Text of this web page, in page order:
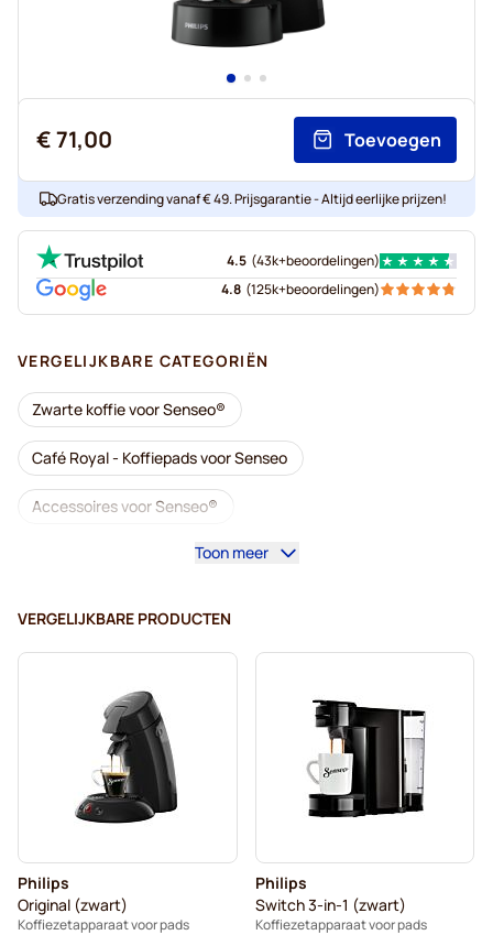
€ 71,00 Toevoegen
Gratis verzending vanaf € 49. Prijsgarantie - Altijd eerlijke prijzen!
4.5 (43k+beoordelingen)
4.8 (125k+beoordelingen)
VERGELIJKBARE CATEGORIËN
Zwarte koffie voor Senseo®
Café Royal - Koffiepads voor Senseo
Accessoires voor Senseo®
Cafeïnevrij - Koffiepads voor Senseo
Segafredo - Koffiepads voor Senseo
Café René - Koffiepads voor Senseo
Pads voor Senseo® Merrild - Koffiepads voor Senseo
Friele - Koffiepads voor Senseo
Gimoka - Pads voor Senseo Pads voor Senseo
Toon meer
VERGELIJKBARE PRODUCTEN
Philips
Original (zwart)
Koffiezetapparaat voor pads
Philips
Switch 3-in-1 (zwart)
Koffiezetapparaat voor pads